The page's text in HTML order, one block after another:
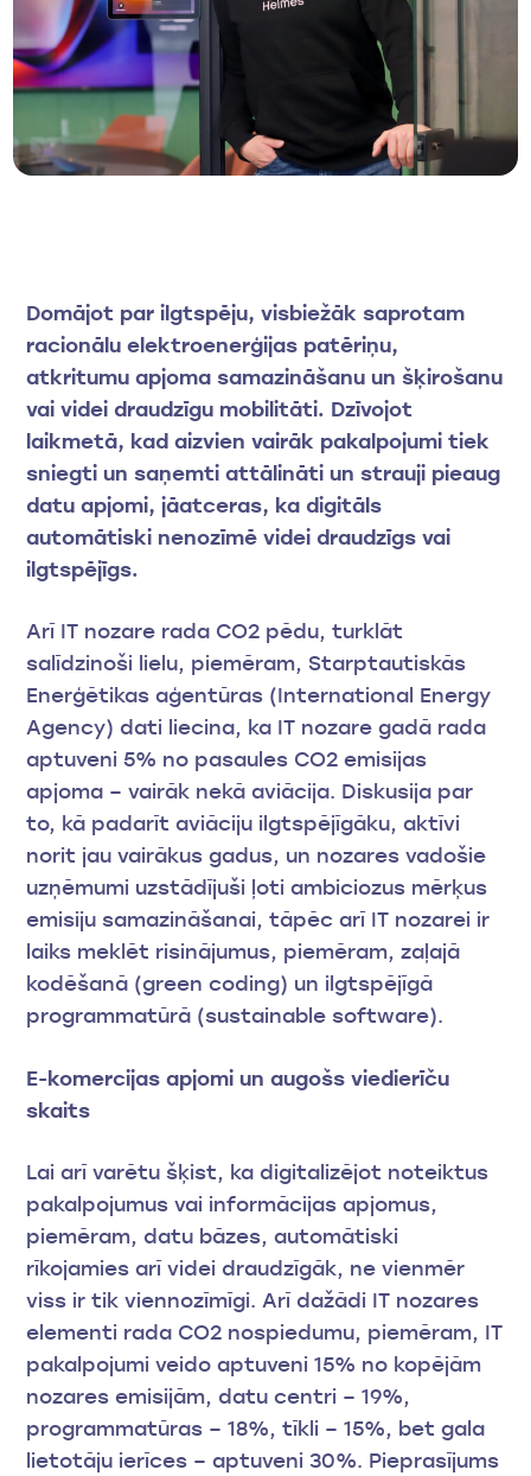
Domājot par ilgtspēju, visbiežāk saprotam
racionālu elektroenerģijas patēriņu,
atkritumu apjoma samazināšanu un šķirošanu
vai videi draudzīgu mobilitāti. Dzīvojot
laikmetā, kad aizvien vairāk pakalpojumi tiek
sniegti un saņemti attālināti un strauji pieaug
datu apjomi, jāatceras, ka digitāls
automātiski nenozīmē videi draudzīgs vai
ilgtspējīgs.
Arī IT nozare rada CO2 pēdu, turklāt
salīdzinoši lielu, piemēram, Starptautiskās
Enerģētikas aģentūras (International Energy
Agency) dati liecina, ka IT nozare gadā rada
aptuveni 5% no pasaules CO2 emisijas
apjoma – vairāk nekā aviācija. Diskusija par
to, kā padarīt aviāciju ilgtspējīgāku, aktīvi
norit jau vairākus gadus, un nozares vadošie
uzņēmumi uzstādījuši ļoti ambiciozus mērķus
emisiju samazināšanai, tāpēc arī IT nozarei ir
laiks meklēt risinājumus, piemēram, zaļajā
kodēšanā (green coding) un ilgtspējīgā
programmatūrā (sustainable software).
E-komercijas apjomi un augošs viedierīču
skaits
Lai arī varētu šķist, ka digitalizējot noteiktus
pakalpojumus vai informācijas apjomus,
piemēram, datu bāzes, automātiski
rīkojamies arī videi draudzīgāk, ne vienmēr
viss ir tik viennozīmīgi. Arī dažādi IT nozares
elementi rada CO2 nospiedumu, piemēram, IT
pakalpojumi veido aptuveni 15% no kopējām
nozares emisijām, datu centri – 19%,
programmatūras – 18%, tīkli – 15%, bet gala
lietotāju ierīces – aptuveni 30%. Pieprasījums